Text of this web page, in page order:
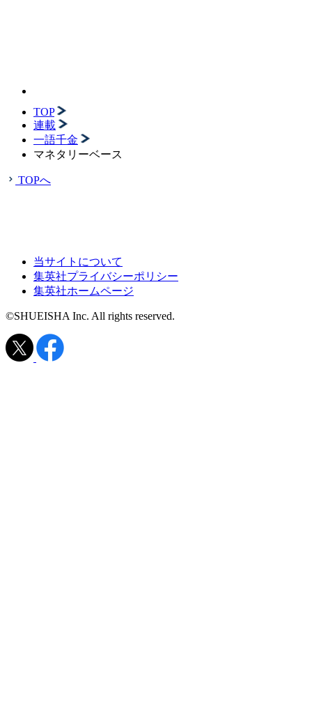
TOP
連載
一語千金
マネタリーベース
TOPへ
当サイトについて
集英社プライバシーポリシー
集英社ホームページ
©SHUEISHA Inc. All rights reserved.